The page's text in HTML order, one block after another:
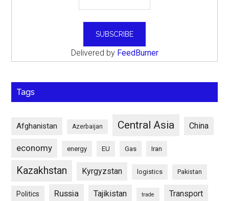
Delivered by FeedBurner
Tags
Afghanistan Azerbaijan Central Asia China
economy energy EU Gas Iran
Kazakhstan Kyrgyzstan logistics Pakistan
Politics Russia Tajikistan trade Transport